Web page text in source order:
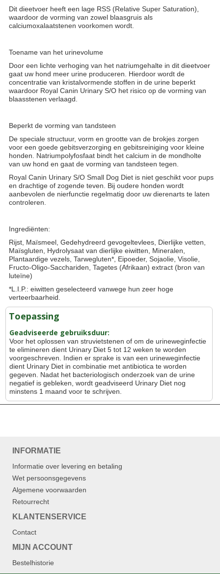
Dit dieetvoer heeft een lage RSS (Relative Super Saturation),
waardoor de vorming van zowel blaasgruis als
calciumoxalaatstenen voorkomen wordt.
Toename van het urinevolume
Door een lichte verhoging van het natriumgehalte in dit dieetvoer
gaat uw hond meer urine produceren. Hierdoor wordt de
concentratie van kristalvormende stoffen in de urine beperkt
waardoor Royal Canin Urinary S/O het risico op de vorming van
blaasstenen verlaagd.
Beperkt de vorming van tandsteen
De speciale structuur, vorm en grootte van de brokjes zorgen
voor een goede gebitsverzorging en gebitsreiniging voor kleine
honden. Natriumpolyfosfaat bindt het calcium in de mondholte
van uw hond en gaat de vorming van tandsteen tegen.
Royal Canin Urinary S/O Small Dog Diet is niet geschikt voor pups
en drachtige of zogende teven. Bij oudere honden wordt
aanbevolen de nierfunctie regelmatig door uw dierenarts te laten
controleren.
Ingrediënten:
Rijst, Maïsmeel, Gedehydreerd gevogeltevlees, Dierlijke vetten,
Maïsgluten, Hydrolysaat van dierlijke eiwitten, Mineralen,
Plantaardige vezels, Tarwegluten*, Eipoeder, Sojaolie, Visolie,
Fructo-Oligo-Sacchariden, Tagetes (Afrikaan) extract (bron van
luteïne)
*L.I.P.: eiwitten geselecteerd vanwege hun zeer hoge
verteerbaarheid.
Toepassing
Geadviseerde gebruiksduur:
Voor het oplossen van struvietstenen of om de urineweginfectie
te elimineren dient Urinary Diet 5 tot 12 weken te worden
voorgeschreven. Indien er sprake is van een urineweginfectie
dient Urinary Diet in combinatie met antibiotica te worden
gegeven. Nadat het bacteriologisch onderzoek van de urine
negatief is gebleken, wordt geadviseerd Urinary Diet nog
minstens 1 maand voor te schrijven.
INFORMATIE
Informatie over levering en betaling
Wet persoonsgegevens
Algemene voorwaarden
Retourrecht
KLANTENSERVICE
Contact
MIJN ACCOUNT
Bestelhistorie